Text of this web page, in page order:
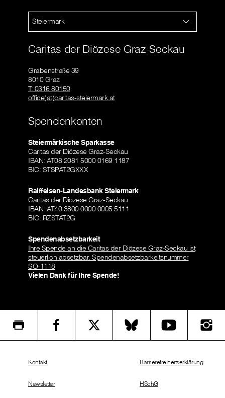
Steiermark
Caritas der Diözese Graz-Seckau
Grabenstraße 39
8010 Graz
T: 0316 80150
office(at)caritas-steiermark.at
Spendenkonten
Steiermärkische Sparkasse
Caritas der Diözese Graz-Seckau
IBAN: AT08 2081 5000 0169 1187
BIC: STSPAT2GXXX
Raiffeisen-Landesbank Steiermark
Caritas der Diözese Graz-Seckau
IBAN: AT40 3800 0000 0005 5111
BIC: RZSTAT2G
Spendenabsetzbarkeit
Ihre Spende an die Caritas der Diözese Graz-Seckau ist
steuerlich absetzbar. Spendenabsetzbarkeitsnummer
SO-1118
Vielen Dank für Ihre Spende!
Kontakt
Newsletter
Barrierefreiheitserklärung
HSchG